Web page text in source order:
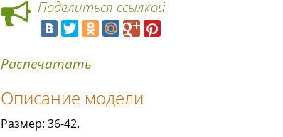
Поделиться ссылкой
Распечатать
Описание модели
Размер: 36-42.